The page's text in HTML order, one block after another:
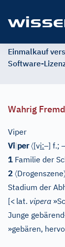
Einmalkauf
Software-
Wahrig
Viper
Vi|per 〈[vi:–] f.;–
1 Familie der
2 〈Drogenszene
Stadium der
[< lat. vipera
Junge
»gebären,